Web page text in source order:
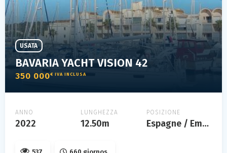
BAVARIA YACHT VISION 42
350 000€ IVA INCLUSA
USATA
ANNO
2022
LUNGHEZZA
12.50m
POSIZIONE
Espagne / Empuriabrava